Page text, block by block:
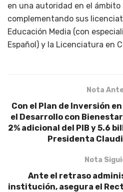
en una autoridad en el
complementando sus
Educación Media (con
Español) y la Licenciatura en
Nota
Con el Plan de Inversión
el Desarrollo con
2% adicional del PIB y 5.6
Presidenta
Nota
Ante el retraso
institución, asegura el